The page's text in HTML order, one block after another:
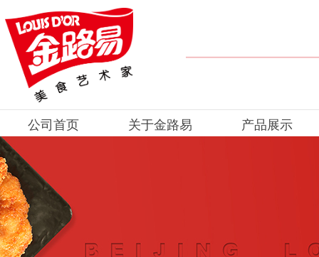
公司首页 关于金路易 产品展示